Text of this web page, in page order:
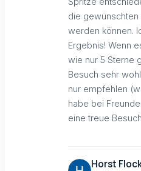
die
werden können.
Ergebnis! Wenn
wie nur 5 Sterne
Besuch sehr
nur empfehlen
habe bei
eine treue
Horst